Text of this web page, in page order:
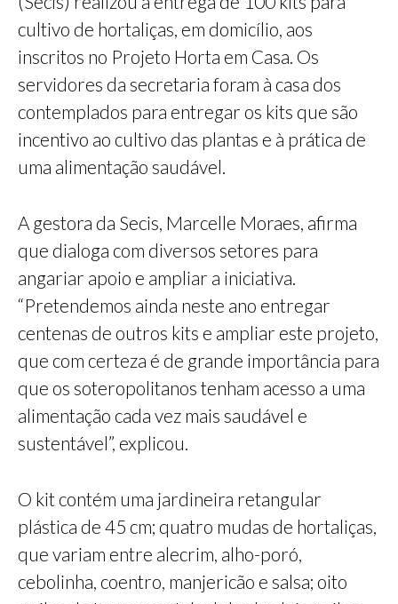
cultivo de hortaliças, em domicílio, aos
inscritos no Projeto Horta em Casa. Os
servidores da secretaria foram à casa dos
contemplados para entregar os kits que são
incentivo ao cultivo das plantas e à prática de
uma alimentação saudável.
A gestora da Secis, Marcelle Moraes, afirma
que dialoga com diversos setores para
angariar apoio e ampliar a iniciativa.
“Pretendemos ainda neste ano entregar
centenas de outros kits e ampliar este projeto,
que com certeza é de grande importância para
que os soteropolitanos tenham acesso a uma
alimentação cada vez mais saudável e
sustentável”, explicou.
O kit contém uma jardineira retangular
plástica de 45 cm; quatro mudas de hortaliças,
que variam entre alecrim, alho-poró,
cebolinha, coentro, manjericão e salsa; oito